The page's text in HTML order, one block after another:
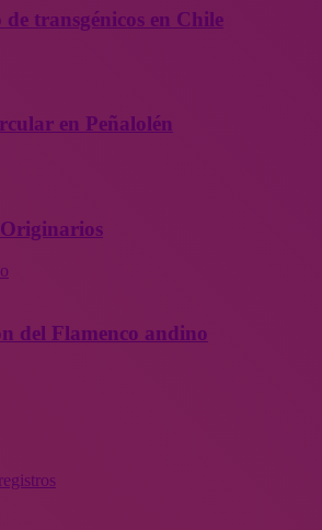
transgénicos en Chile
en Peñalolén
del Flamenco andino